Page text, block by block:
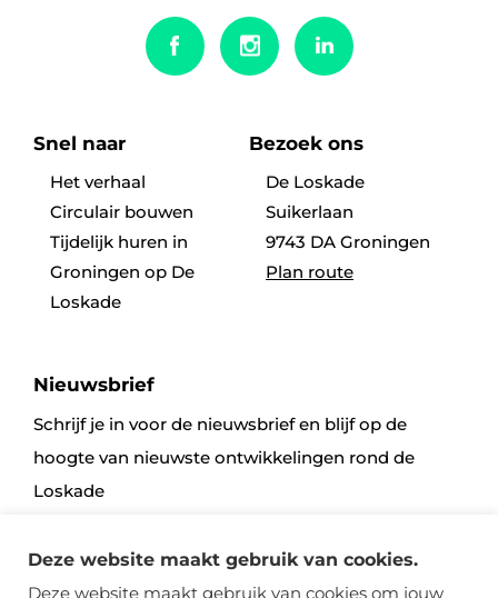
Snel naar
Het verhaal
Circulair bouwen
Tijdelijk huren in
Groningen op De
Loskade
Bezoek ons
De Loskade
Suikerlaan
9743 DA Groningen
Plan route
Nieuwsbrief
Schrijf je in voor de nieuwsbrief en blijf op de
hoogte van nieuwste ontwikkelingen rond de
Loskade
Aanmelden
Deze website maakt gebruik van cookies.
Deze website maakt gebruik van cookies om jouw